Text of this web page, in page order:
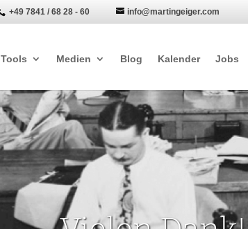
+49 7841 / 68 28 - 60 info@martingeiger.com
Tools Medien Blog Kalender Jobs